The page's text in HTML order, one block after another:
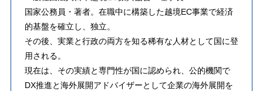
​国家公務員・著者。在職中に構築した越境EC事業で経済
的基盤を確立し、独立。
その後、実業と行政の両方を知る稀有な人材として国に登
用される。
​現在は、その実績と専門性が国に認められ、公的機関で
DX推進と海外展開アドバイザーとして企業の海外展開を